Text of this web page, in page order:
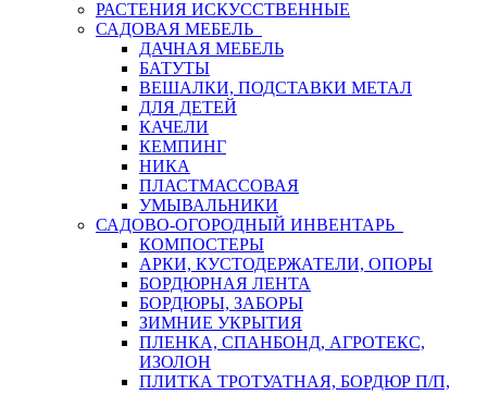
РАСТЕНИЯ ИСКУССТВЕННЫЕ
САДОВАЯ МЕБЕЛЬ
ДАЧНАЯ МЕБЕЛЬ
БАТУТЫ
ВЕШАЛКИ, ПОДСТАВКИ МЕТАЛ
ДЛЯ ДЕТЕЙ
КАЧЕЛИ
КЕМПИНГ
НИКА
ПЛАСТМАССОВАЯ
УМЫВАЛЬНИКИ
САДОВО-ОГОРОДНЫЙ ИНВЕНТАРЬ
КОМПОСТЕРЫ
АРКИ, КУСТОДЕРЖАТЕЛИ, ОПОРЫ
БОРДЮРНАЯ ЛЕНТА
БОРДЮРЫ, ЗАБОРЫ
ЗИМНИЕ УКРЫТИЯ
ПЛЕНКА, СПАНБОНД, АГРОТЕКС,
ИЗОЛОН
ПЛИТКА ТРОТУАТНАЯ, БОРДЮР П/П,